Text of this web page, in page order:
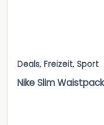
Deals, Freizeit, Sport
Nike Slim